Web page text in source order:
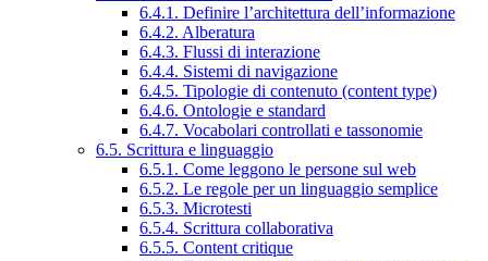
6.4.1. Definire l’architettura dell’informazione
6.4.2. Alberatura
6.4.3. Flussi di interazione
6.4.4. Sistemi di navigazione
6.4.5. Tipologie di contenuto (content type)
6.4.6. Ontologie e standard
6.4.7. Vocabolari controllati e tassonomie
6.5. Scrittura e linguaggio
6.5.1. Come leggono le persone sul web
6.5.2. Le regole per un linguaggio semplice
6.5.3. Microtesti
6.5.4. Scrittura collaborativa
6.5.5. Content critique